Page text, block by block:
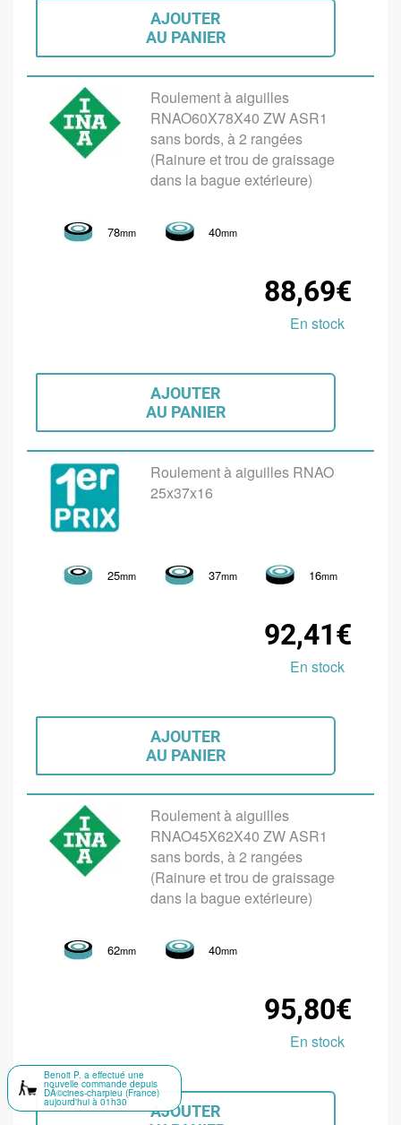
AJOUTER
AU PANIER
Roulement à aiguilles
RNAO60X78X40 ZW ASR1
sans bords, à 2 rangées
(Rainure et trou de graissage
dans la bague extérieure)
78mm 40mm
88,69€
En stock
AJOUTER
AU PANIER
Roulement à aiguilles RNAO
25x37x16
25mm 37mm 16mm
92,41€
En stock
AJOUTER
AU PANIER
Roulement à aiguilles
RNAO45X62X40 ZW ASR1
sans bords, à 2 rangées
(Rainure et trou de graissage
dans la bague extérieure)
62mm 40mm
95,80€
En stock
AJOUTER
Benoit P. a effectué une
nouvelle commande depuis
DÃ©cines-charpieu (France)
aujourd'hui à 01h30